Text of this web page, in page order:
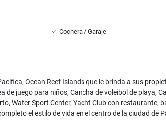
Cochera / Garaje
Ocean Reef Islands que le brinda a sus
juego para niños, Cancha de voleibol de playa,
Water Sport Center, Yacht Club con restaurante,
el estilo de vida en el centro de la ciudad de